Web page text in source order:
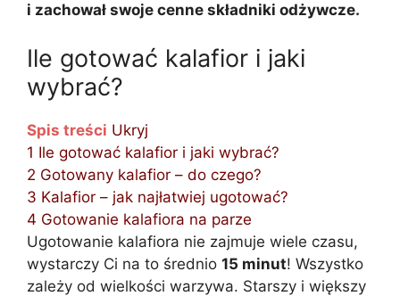
i zachował swoje cenne składniki odżywcze.
Ile gotować kalafior i jaki
wybrać?
Spis treści Ukryj
1 Ile gotować kalafior i jaki wybrać?
2 Gotowany kalafior – do czego?
3 Kalafior – jak najłatwiej ugotować?
4 Gotowanie kalafiora na parze
Ugotowanie kalafiora nie zajmuje wiele czasu,
wystarczy Ci na to średnio 15 minut! Wszystko
zależy od wielkości warzywa. Starszy i większy